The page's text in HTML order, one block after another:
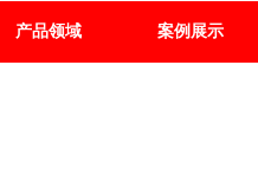
产品领域 案例展示